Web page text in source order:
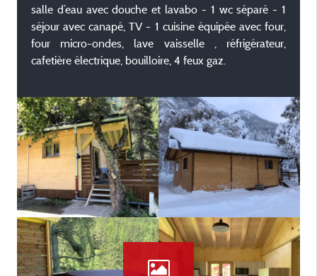
salle d’eau avec douche et lavabo - 1 wc séparé - 1
séjour avec canapé, TV - 1 cuisine équipée avec four,
four micro-ondes, lave vaisselle , réfrigérateur,
cafetière électrique, bouilloire, 4 feux gaz.